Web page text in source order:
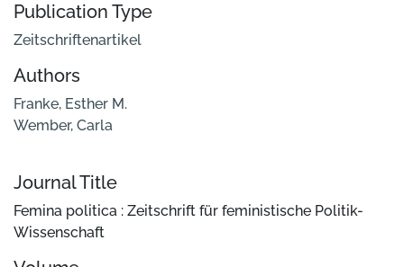
Publication Type
Zeitschriftenartikel
Authors
Franke, Esther M.
Wember, Carla
Journal Title
Femina politica : Zeitschrift für feministische Politik-
Wissenschaft